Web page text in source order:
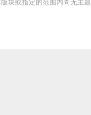
块或指定的范围内尚无主题